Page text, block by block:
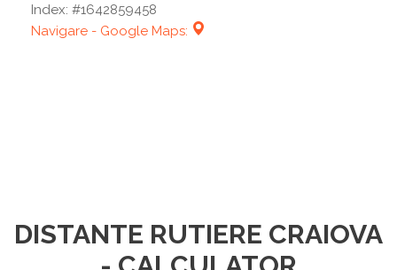
Index: #1642859458
Navigare - Google Maps:
DISTANTE RUTIERE CRAIOVA